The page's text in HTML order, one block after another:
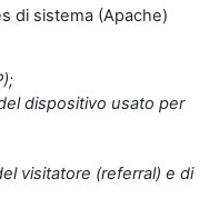
di sistema (Apache)
dispositivo usato per
visitatore (referral) e di